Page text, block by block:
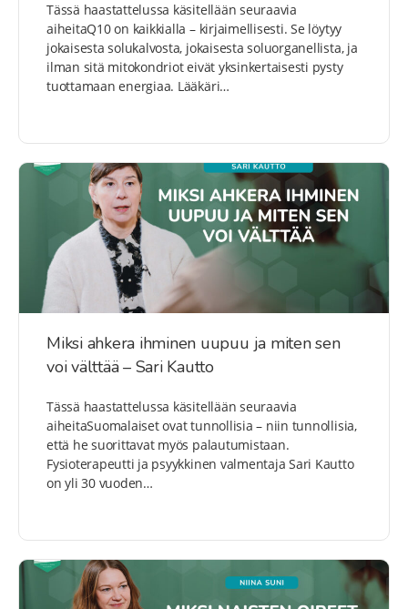
Tässä haastattelussa käsitellään seuraavia
aiheitaQ10 on kaikkialla – kirjaimellisesti. Se löytyy
jokaisesta solukalvosta, jokaisesta soluorganellista, ja
ilman sitä mitokondriot eivät yksinkertaisesti pysty
tuottamaan energiaa. Lääkäri…
Miksi ahkera ihminen uupuu ja miten sen
voi välttää – Sari Kautto
Tässä haastattelussa käsitellään seuraavia
aiheitaSuomalaiset ovat tunnollisia – niin tunnollisia,
että he suorittavat myös palautumistaan.
Fysioterapeutti ja psyykkinen valmentaja Sari Kautto
on yli 30 vuoden…